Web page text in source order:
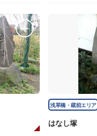
浅草橋・蔵前エリア
はなし塚